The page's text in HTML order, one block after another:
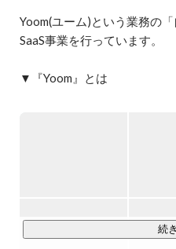
Yoom(ユーム)という業務の
SaaS事業を行っています。
▼『Yoom』とは
ロント業務から、人事・労続